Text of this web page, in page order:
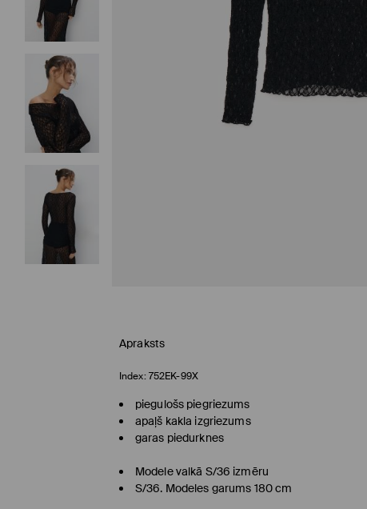
Apraksts
Index: 752EK-99X
piegulošs piegriezums
apaļš kakla izgriezums
garas piedurknes
Modele valkā S/36 izmēru
S/36. Modeles garums 180 cm